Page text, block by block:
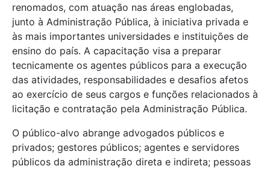
renomados, com atuação nas áreas englobadas,
junto à Administração Pública, à iniciativa privada e
às mais importantes universidades e instituições de
ensino do país. A capacitação visa a preparar
tecnicamente os agentes públicos para a execução
das atividades, responsabilidades e desafios afetos
ao exercício de seus cargos e funções relacionados à
licitação e contratação pela Administração Pública.
O público-alvo abrange advogados públicos e
privados; gestores públicos; agentes e servidores
públicos da administração direta e indireta; pessoas